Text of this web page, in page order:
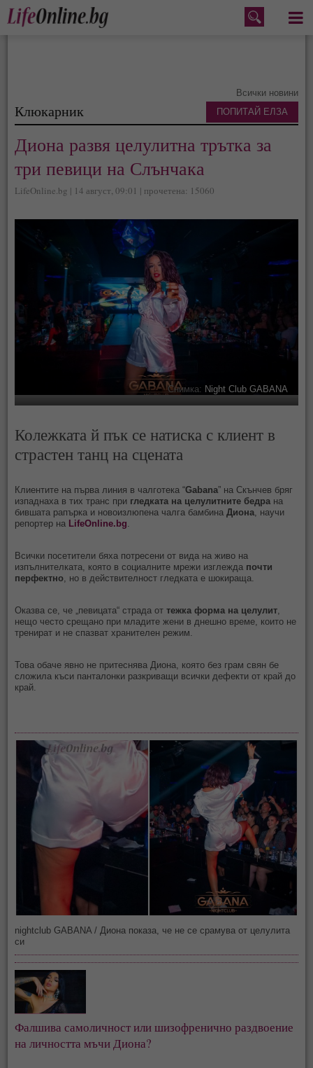
Меню
Всички новини
Клюкарник
Диона развя целулитна трътка за
три певици на Слънчака
LifeOnline.bg | 14 август, 09:01 | прочетена: 15060
Снимка: Night Club GABANA
Колежката й пък се натиска с клиент в
страстен танц на сцената
Клиентите на първа линия в чалготека “Gabana” на Скънчев бряг
изпаднаха в тих транс при гледката на целулитните бедра на
бившата рапърка и новоизлюпена чалга бамбинаДиона , научи
репортер на LifeOnline.bg
Всички посетители бяха потресени от вида на живо на
изпълнителката, която в социалните мрежи изглежда почти
перфектно , но в действителност гледката е шокираща.
Оказва се, че „певицата“ страда оттежка форма на целулит
нещо често срещано при младите жени в днешно време, които не
тренират и не спазват хранителен режим.
Това обаче явно не притеснява Диона, която без грам свян бе
сложила къси панталонки разкриващи всички дефекти от край до
край.
nightclub GABANA / Диона показа, че не се срамува от целулита
си
Фалшива самоличност или шизофренично раздвоение
на личността мъчи Диона?
ПОПИТАЙ ЕЛЗА